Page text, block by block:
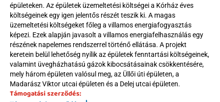
épületeken. Az épületek üzemeltetési költségei a Kórház éves
költségeinek egy igen jelentős részét teszik ki. A magas
üzemeltetési költségeket főleg a villamos energiafogyasztás
képezi. Ezek alapján javasolt a villamos energiafelhasználás egy
részének napelemes rendszerrel történő ellátása. A projekt
keretein belül lehetőség nyílik az épületek fenntartási költségeinek,
valamint üvegházhatású gázok kibocsátásainak csökkentésére,
mely három épületen valósul meg, az Üllői úti épületen, a
Madarász Viktor utcai épületen és a Delej utcai épületen.
Támogatási szerződés: